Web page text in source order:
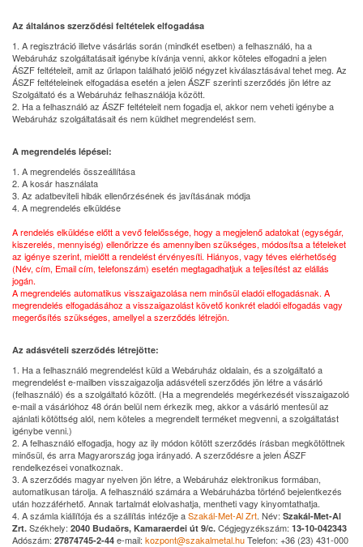
Az általános szerződési feltételek elfogadása
1. A regisztráció illetve vásárlás során (mindkét esetben) a felhasználó, ha a
Webáruház szolgáltatásait igénybe kívánja venni, akkor köteles elfogadni a jelen
ÁSZF feltételeit, amit az űrlapon található jelölő négyzet kiválasztásával tehet meg. Az
ÁSZF feltételeinek elfogadása esetén a jelen ÁSZF szerinti szerződés jön létre az
Szolgáltató és a Webáruház felhasználója között.
2. Ha a felhasználó az ÁSZF feltételeit nem fogadja el, akkor nem veheti igénybe a
Webáruház szolgáltatásait és nem küldhet megrendelést sem.
A megrendelés lépései:
1. A megrendelés összeállítása
2. A kosár használata
3. Az adatbeviteli hibák ellenőrzésének és javításának módja
4. A megrendelés elküldése
A rendelés elküldése előtt a vevő felelőssége, hogy a megjelenő adatokat (egységár,
kiszerelés, mennyiség) ellenőrizze és amennyiben szükséges, módosítsa a tételeket
az igénye szerint, mielőtt a rendelést érvényesíti. Hiányos, vagy téves elérhetőség
(Név, cím, Email cím, telefonszám) esetén megtagadhatjuk a teljesítést az elállás
jogán.
A megrendelés automatikus visszaigazolása nem minősül eladói elfogadásnak. A
megrendelés elfogadásához a visszaigazolást követő konkrét eladói elfogadás vagy
megerősítés szükséges, amellyel a szerződés létrejön.
Az adásvételi szerződés létrejötte:
1. Ha a felhasználó megrendelést küld a Webáruház oldalain, és a szolgáltató a
megrendelést e-mailben visszaigazolja adásvételi szerződés jön létre a vásárló
(felhasználó) és a szolgáltató között. (Ha a megrendelés megérkezését visszaigazoló
e-mail a vásárlóhoz 48 órán belül nem érkezik meg, akkor a vásárló mentesül az
ajánlati kötöttség alól, nem köteles a megrendelt terméket megvenni, a szolgáltatást
igénybe venni.)
2. A felhasználó elfogadja, hogy az ily módon kötött szerződés írásban megkötöttnek
minősül, és arra Magyarország joga irányadó. A szerződésre a jelen ÁSZF
rendelkezései vonatkoznak.
3. A szerződés magyar nyelven jön létre, a Webáruház elektronikus formában,
automatikusan tárolja. A felhasználó számára a Webáruházba történő bejelentkezés
után hozzáférhető. Annak tartalmát elolvashatja, mentheti vagy kinyomtathatja.
4. A számla kiállítója és a szállítás intézője aSzakál-Met-Al Zrt. Név: Szakál-Met-Al
Zrt. Székhely: 2040 Budaörs, Kamaraerdei út 9/c. Cégjegyzékszám: 13-10-042343
Adószám: 27874745-2-44 e-mail: kozpont@szakalmetal.huTelefon: +36 (23) 431-000